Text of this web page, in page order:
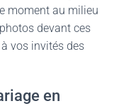
moment au milieu
devant ces
vos invités des
en